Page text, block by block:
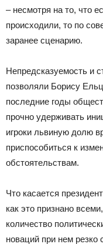
– несмотря на то, что
происходили, то по
заранее сценарию.
Непредсказуемость и
позволяли Борису
последние годы
прочно удерживать
игроки львиную долю
приспособиться к
обстоятельствам.
Что касается
как это признано
количество
новаций при нем резко